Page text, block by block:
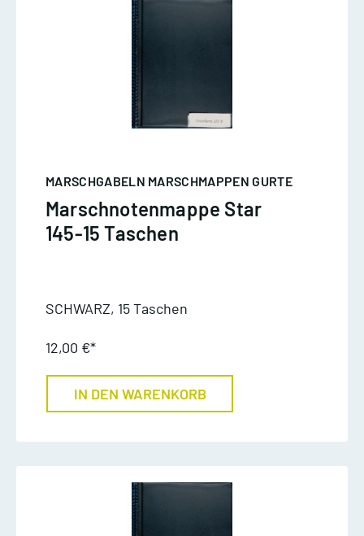
MARSCHGABELN MARSCHMAPPEN GURTE
Marschnotenmappe Star
145-15 Taschen
SCHWARZ, 15 Taschen
12,00 €*
IN DEN WARENKORB